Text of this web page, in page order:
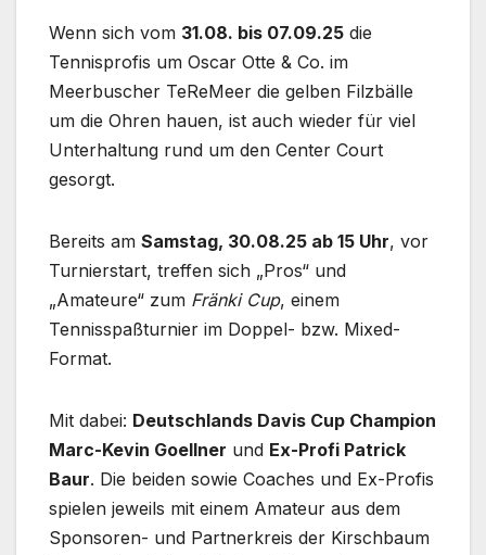
Wenn sich vom 31.08. bis 07.09.25 die
Tennisprofis um Oscar Otte & Co. im
Meerbuscher TeReMeer die gelben Filzbälle
um die Ohren hauen, ist auch wieder für viel
Unterhaltung rund um den Center Court
gesorgt.
Bereits am Samstag, 30.08.25 ab 15 Uhr, vor
Turnierstart, treffen sich „Pros“ und
„Amateure“ zum Fränki Cup, einem
Tennisspaßturnier im Doppel- bzw. Mixed-
Format.
Mit dabei: Deutschlands Davis Cup Champion
Marc-Kevin Goellner und Ex-Profi Patrick
Baur. Die beiden sowie Coaches und Ex-Profis
spielen jeweils mit einem Amateur aus dem
Sponsoren- und Partnerkreis der Kirschbaum